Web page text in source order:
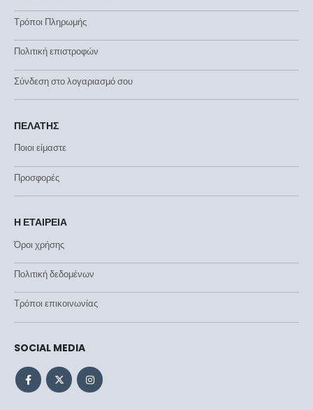
Τρόποι Πληρωμής
Πολιτική επιστροφών
Σύνδεση στο λογαριασμό σου
ΠΕΛΑΤΗΣ
Ποιοι είμαστε
Προσφορές
Η ΕΤΑΙΡΕΙΑ
Όροι χρήσης
Πολιτική δεδομένων
Τρόποι επικοινωνίας
SOCIAL MEDIA